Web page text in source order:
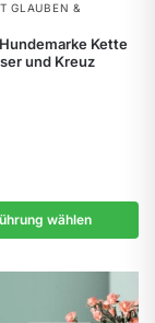
GLAUBEN &
Kette
und Kreuz
wählen